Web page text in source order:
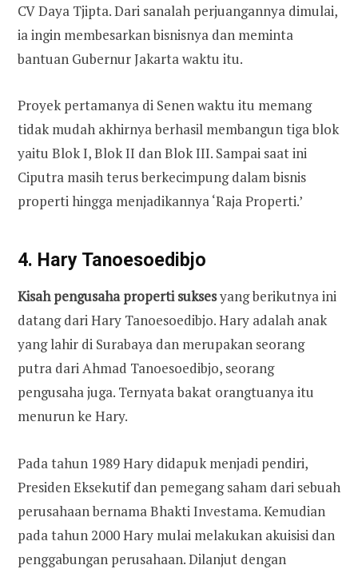
CV Daya Tjipta. Dari sanalah perjuangannya dimulai,
ia ingin membesarkan bisnisnya dan meminta
bantuan Gubernur Jakarta waktu itu.
Proyek pertamanya di Senen waktu itu memang
tidak mudah akhirnya berhasil membangun tiga blok
yaitu Blok I, Blok II dan Blok III. Sampai saat ini
Ciputra masih terus berkecimpung dalam bisnis
properti hingga menjadikannya ‘Raja Properti.’
4. Hary Tanoesoedibjo
Kisahpengusaha properti suksesyang berikutnya ini
datang dari Hary Tanoesoedibjo. Hary adalah anak
yang lahir di Surabaya dan merupakan seorang
putra dari Ahmad Tanoesoedibjo, seorang
pengusaha juga. Ternyata bakat orangtuanya itu
menurun ke Hary.
Pada tahun 1989 Hary didapuk menjadi pendiri,
Presiden Eksekutif dan pemegang saham dari sebuah
perusahaan bernama Bhakti Investama. Kemudian
pada tahun 2000 Hary mulai melakukan akuisisi dan
penggabungan perusahaan. Dilanjut dengan